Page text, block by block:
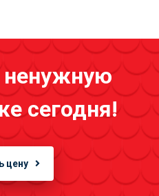
ненужную
сегодня!
цену